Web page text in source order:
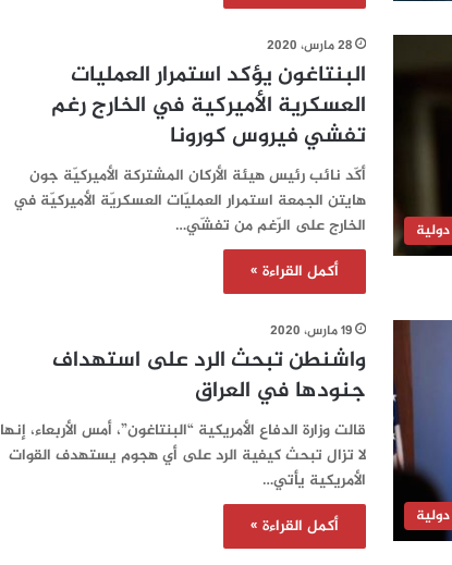
28 مارس، 2020
البنتاغون يؤكد استمرار العمليات
العسكرية الأميركية في الخارج رغم
تفشي فيروس كورونا
أكّد نائب رئيس هيئة الأركان المشتركة الأميركيّة جون
هايتن الجمعة استمرار العمليّات العسكريّة الأميركيّة في
الخارج على الرّغم من تفشّي…
أكمل القراءة »
19 مارس، 2020
واشنطن تبحث الرد على استهداف
جنودها في العراق
قالت وزارة الدفاع الأمريكية “البنتاغون”، أمس الأربعاء، إنها
لا تزال تبحث كيفية الرد على أي هجوم يستهدف القوات
الأمريكية يأتي…
أكمل القراءة »